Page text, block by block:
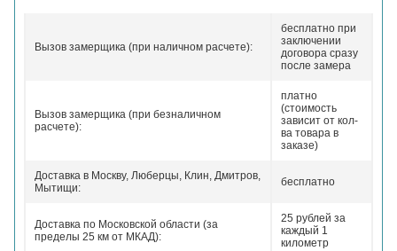
Вызов замерщика (при наличном расчете):
бесплатно при
заключении
договора сразу
после замера
Вызов замерщика (при безналичном
расчете):
платно
(стоимость
зависит от кол-
ва товара в
заказе)
Доставка в Москву, Люберцы, Клин, Дмитров,
Мытищи:
бесплатно
Доставка по Московской области (за
пределы 25 км от МКАД):
25 рублей за
каждый 1
километр